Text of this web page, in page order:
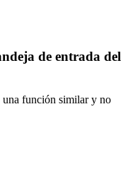
de entrada del
una función similar y no